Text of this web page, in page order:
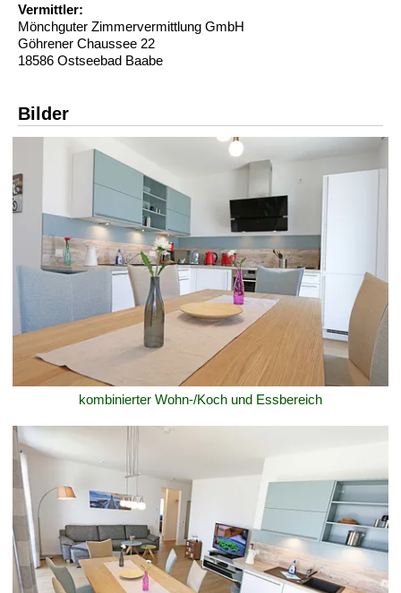
Vermittler:
Mönchguter Zimmervermittlung GmbH
Göhrener Chaussee 22
18586 Ostseebad Baabe
Bilder
kombinierter Wohn-/Koch und Essbereich